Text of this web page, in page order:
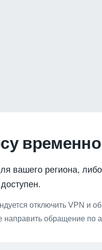
вашего региона,
отключить VPN и
обращение по